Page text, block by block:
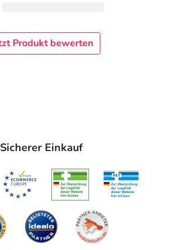
Produkt bewerten
Sicherer Einkauf